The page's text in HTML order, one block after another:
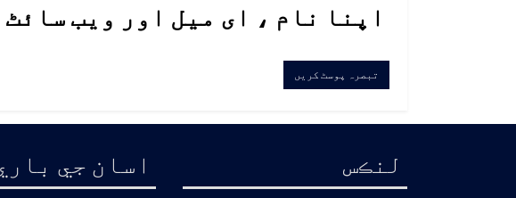
اپنا نام ، ای میل اور ویب
لنڪس اسان جي